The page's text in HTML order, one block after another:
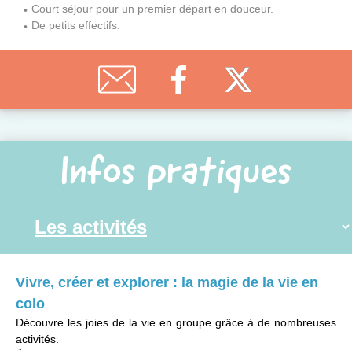
Court séjour pour un premier départ en douceur.
De petits effectifs.
Infos pratiques
Vivre, créer et explorer : la magie de la vie en
colo
Découvre les joies de la vie en groupe grâce à de nombreuses
activités.